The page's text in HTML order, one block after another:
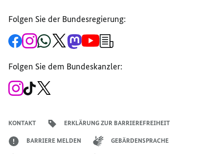
Folgen Sie der Bundesregierung:
Zur
Facebook-
Bundesregierung
Zum
Instagram-
der
Bundesregierung
Zum
WhatsApp-
der
Bundesregierung
Zum
X-
Regierungssprechers
Zum
Mastodon-
der
Bundesregierung
Zum
YouTube-
Bundesregierung
Anmeldung
Folgen Sie dem Bundeskanzler:
Zum
Instagram-
Zum
TikTok-
KONTAKT ERKLÄRUNG ZUR BARRIEREFREIHEIT
BARRIERE MELDEN GEBÄRDENSPRACHE